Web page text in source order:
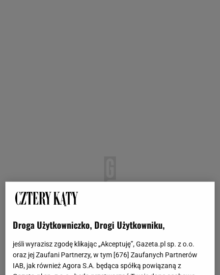
Droga Użytkowniczko, Drogi Użytkowniku,
jeśli wyrazisz zgodę klikając „Akceptuję”, Gazeta.pl sp. z o.o.
oraz jej Zaufani Partnerzy, w tym [676] Zaufanych Partnerów
IAB, jak również Agora S.A. będąca spółką powiązaną z